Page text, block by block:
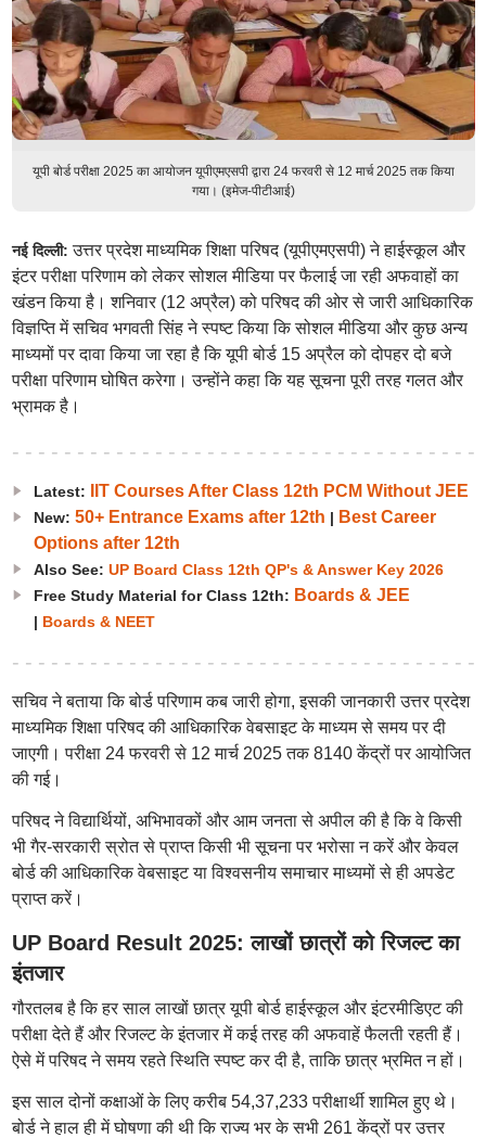
यूपी बोर्ड परीक्षा 2025 का आयोजन यूपीएमएसपी द्वारा 24 फरवरी से 12 मार्च 2025 तक किया
गया। (इमेज-पीटीआई)
नई दिल्ली: उत्तर प्रदेश माध्यमिक शिक्षा परिषद (यूपीएमएसपी) ने हाईस्कूल और
इंटर परीक्षा परिणाम को लेकर सोशल मीडिया पर फैलाई जा रही अफवाहों का
खंडन किया है। शनिवार (12 अप्रैल) को परिषद की ओर से जारी आधिकारिक
विज्ञप्ति में सचिव भगवती सिंह ने स्पष्ट किया कि सोशल मीडिया और कुछ अन्य
माध्यमों पर दावा किया जा रहा है कि यूपी बोर्ड 15 अप्रैल को दोपहर दो बजे
परीक्षा परिणाम घोषित करेगा। उन्होंने कहा कि यह सूचना पूरी तरह गलत और
भ्रामक है।
Latest: IIT Courses After Class 12th PCM Without JEE
New: 50+ Entrance Exams after 12th | Best Career
Options after 12th
Also See: UP Board Class 12th QP's & Answer Key 2026
Free Study Material for Class 12th: Boards & JEE
| Boards & NEET
सचिव ने बताया कि बोर्ड परिणाम कब जारी होगा, इसकी जानकारी उत्तर प्रदेश
माध्यमिक शिक्षा परिषद की आधिकारिक वेबसाइट के माध्यम से समय पर दी
जाएगी। परीक्षा 24 फरवरी से 12 मार्च 2025 तक 8140 केंद्रों पर आयोजित
की गई।
परिषद ने विद्यार्थियों, अभिभावकों और आम जनता से अपील की है कि वे किसी
भी गैर-सरकारी स्रोत से प्राप्त किसी भी सूचना पर भरोसा न करें और केवल
बोर्ड की आधिकारिक वेबसाइट या विश्वसनीय समाचार माध्यमों से ही अपडेट
प्राप्त करें।
UP Board Result 2025: लाखों छात्रों को रिजल्ट का
इंतजार
गौरतलब है कि हर साल लाखों छात्र यूपी बोर्ड हाईस्कूल और इंटरमीडिएट की
परीक्षा देते हैं और रिजल्ट के इंतजार में कई तरह की अफवाहें फैलती रहती हैं।
ऐसे में परिषद ने समय रहते स्थिति स्पष्ट कर दी है, ताकि छात्र भ्रमित न हों।
इस साल दोनों कक्षाओं के लिए करीब 54,37,233 परीक्षार्थी शामिल हुए थे।
बोर्ड ने हाल ही में घोषणा की थी कि राज्य भर के सभी 261 केंद्रों पर उत्तर